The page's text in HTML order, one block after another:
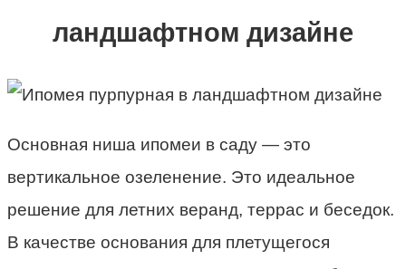
ландшафтном дизайне
Основная ниша ипомеи в саду — это
вертикальное озеленение. Это идеальное
решение для летних веранд, террас и беседок.
В качестве основания для плетущегося